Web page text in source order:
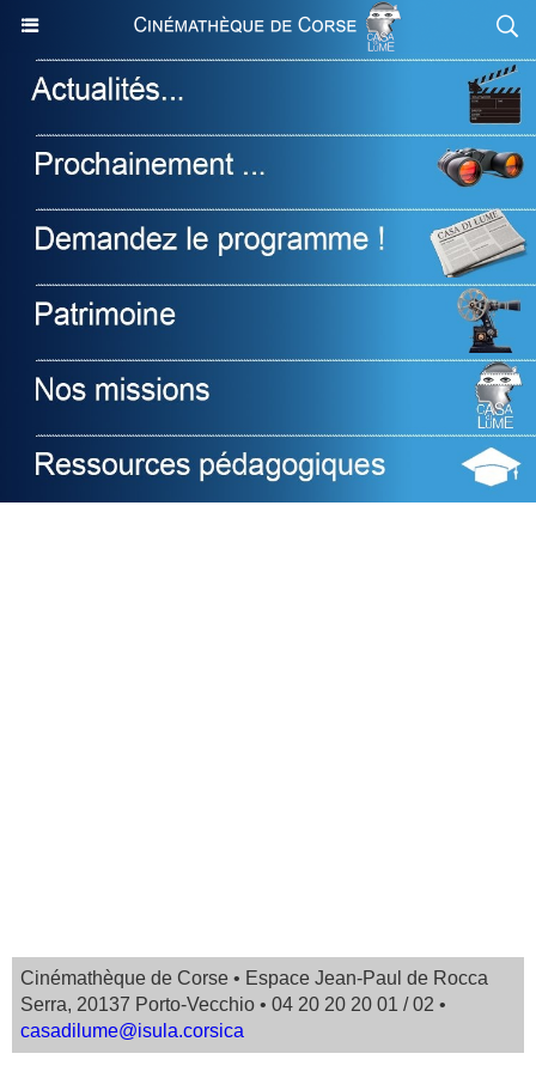
Cinémathèque de Corse • Espace Jean-Paul de Rocca
Serra, 20137 Porto-Vecchio • 04 20 20 20 01 / 02 •
casadilume@isula.corsica